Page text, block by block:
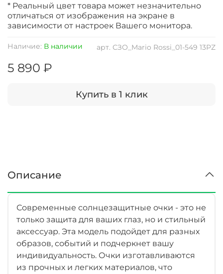
арт. СЗО_Mario Rossi_01-549 13PZ
Наличие: В наличии
5 890 ₽
Купить в 1 клик
* Реальный цвет товара может незначительно
отличаться от изображения на экране в
зависимости от настроек Вашего монитора.
Описание
Современные солнцезащитные очки - это не
только защита для ваших глаз, но и стильный
аксессуар. Эта модель подойдет для разных
образов, событий и подчеркнет вашу
индивидуальность. Очки изготавливаются
из прочных и легких материалов, что